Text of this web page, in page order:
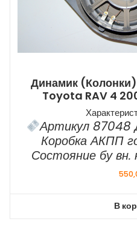
Динамик
Toyota RAV 4
Артикул 87048
Коробка АКПП
Состояние бу
В